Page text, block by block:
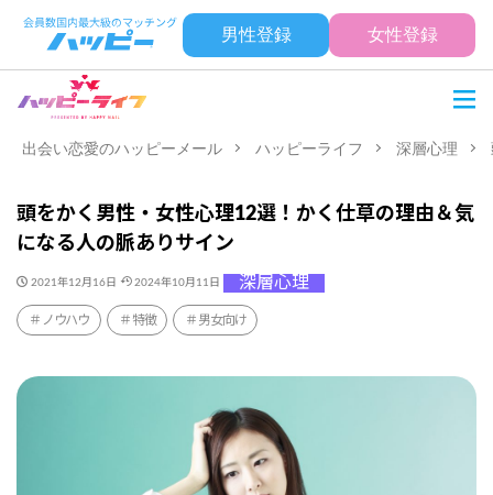
男性登録 女性登録
出会い恋愛のハッピーメール ハッピーライフ 深層心理
頭をかく男性・女性心理12選！かく仕草の理由＆気
になる人の脈ありサイン
2021年12月16日 2024年10月11日 深層心理
ノウハウ 特徴 男女向け